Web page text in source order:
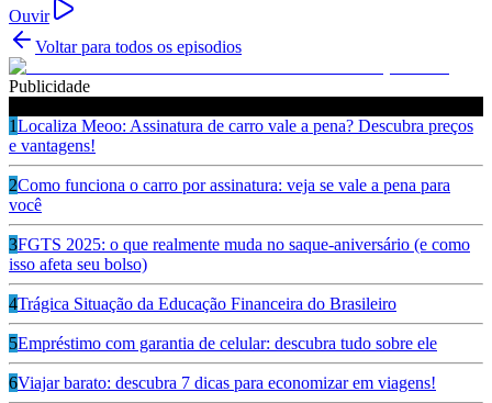
Ouvir
Voltar para todos os episodios
Publicidade
1Localiza Meoo: Assinatura de carro vale a pena? Descubra preços
e vantagens!
2Como funciona o carro por assinatura: veja se vale a pena para
você
3FGTS 2025: o que realmente muda no saque-aniversário (e como
isso afeta seu bolso)
4Trágica Situação da Educação Financeira do Brasileiro
5Empréstimo com garantia de celular: descubra tudo sobre ele
6Viajar barato: descubra 7 dicas para economizar em viagens!